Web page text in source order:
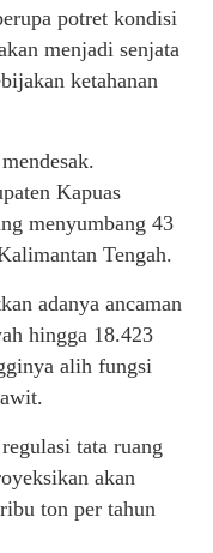
potret kondisi
menjadi senjata
ketahanan
Kapuas
menyumbang 43
Tengah.
adanya ancaman
hingga 18.423
alih fungsi
tata ruang
akan
ton per tahun